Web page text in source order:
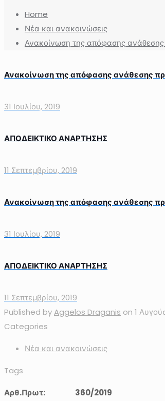
Home
Νέα και ανακοινώσεις
Ανακοίνωση της απόφασης ανάθεσης
Ανακοίνωση της απόφασης ανάθεσης
31 Ιουλίου, 2019
ΑΠΟΔΕΙΚΤΙΚΟ ΑΝΑΡΤΗΣΗΣ
11 Σεπτεμβρίου, 2019
Ανακοίνωση της απόφασης ανάθεσης
31 Ιουλίου, 2019
ΑΠΟΔΕΙΚΤΙΚΟ ΑΝΑΡΤΗΣΗΣ
11 Σεπτεμβρίου, 2019
Published byAggelos Draganis on 1
Categories
Νέα και ανακοινώσεις
Tags
Αρθ.Πρωτ: 360/2019